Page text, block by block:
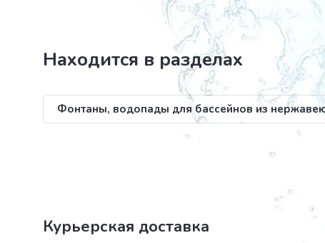
Находится в разделах
Фонтаны, водопады для бассейнов из
Курьерская доставка